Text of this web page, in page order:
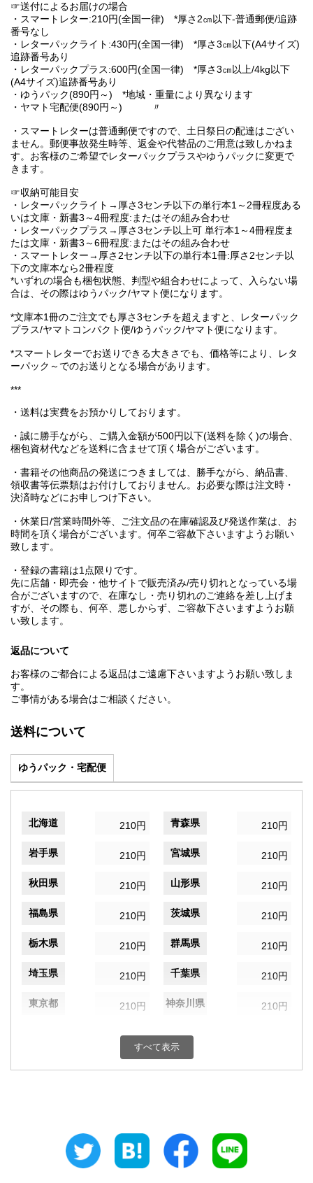
☞送付によるお届けの場合
・スマートレター:210円(全国一律) *厚さ2㎝以下-普通郵便/追跡
番号なし
・レターパックライト:430円(全国一律) *厚さ3㎝以下(A4サイズ)
追跡番号あり
・レターパックプラス:600円(全国一律) *厚さ3㎝以上/4kg以下
(A4サイズ)追跡番号あり
・ゆうパック(890円～) *地域・重量により異なります
・ヤマト宅配便(890円～) 〃
・スマートレターは普通郵便ですので、土日祭日の配達はござい
ません。郵便事故発生時等、返金や代替品のご用意は致しかねま
す。お客様のご希望でレターパックプラスやゆうパックに変更で
きます。
☞収納可能目安
・レターパックライト→厚さ3センチ以下の単行本1～2冊程度ある
いは文庫・新書3～4冊程度:またはその組み合わせ
・レターパックプラス→厚さ3センチ以上可 単行本1～4冊程度ま
たは文庫・新書3～6冊程度:またはその組み合わせ
・スマートレター→厚さ2センチ以下の単行本1冊:厚さ2センチ以
下の文庫本なら2冊程度
*いずれの場合も梱包状態、判型や組合わせによって、入らない場
合は、その際はゆうパック/ヤマト便になります。
*文庫本1冊のご注文でも厚さ3センチを超えますと、レターパック
プラス/ヤマトコンパクト便/ゆうパック/ヤマト便になります。
*スマートレターでお送りできる大きさでも、価格等により、レタ
ーパック～でのお送りとなる場合があります。
***
・送料は実費をお預かりしております。
・誠に勝手ながら、ご購入金額が500円以下(送料を除く)の場合、
梱包資材代などを送料に含ませて頂く場合がございます。
・書籍その他商品の発送につきましては、勝手ながら、納品書、
領収書等伝票類はお付けしておりません。お必要な際は注文時・
決済時などにお申しつけ下さい。
・休業日/営業時間外等、ご注文品の在庫確認及び発送作業は、お
時間を頂く場合がございます。何卒ご容赦下さいますようお願い
致します。
・登録の書籍は1点限りです。
先に店舗・即売会・他サイトで販売済み/売り切れとなっている場
合がございますので、在庫なし・売り切れのご連絡を差し上げま
すが、その際も、何卒、悪しからず、ご容赦下さいますようお願
い致します。
返品について
お客様のご都合による返品はご遠慮下さいますようお願い致しま
す。
ご事情がある場合はご相談ください。
送料について
ゆうパック・宅配便
北海道 210円 青森県 210円
岩手県 210円 宮城県 210円
秋田県 210円 山形県 210円
福島県 210円 茨城県 210円
栃木県 210円 群馬県 210円
埼玉県 210円 千葉県 210円
東京都 210円 神奈川県 210円
210円 富山県
210円 三重県
すべて表示